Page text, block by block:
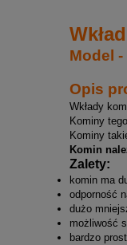
Model -
Opis
Wkłady
Kominy
Kominy
Komin
Zalety:
komin ma
odporność
dużo
możliwość
bardzo